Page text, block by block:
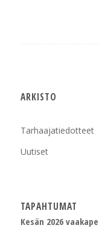
ARKISTO
Tarhaajatiedotteet
Uutiset
TAPAHTUMAT
Kesän 2026